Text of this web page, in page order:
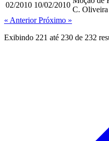
02/2010 10/02/2010
C. Oliveira
« AnteriorPróximo »
Exibindo 221 até 230 de 232